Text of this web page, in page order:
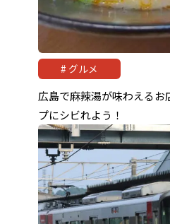
グルメ
広島で麻辣湯が味わえる
プにシビれよう！